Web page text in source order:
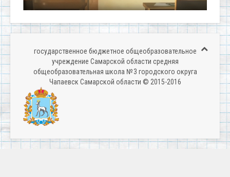
государственное бюджетное общеобразовательное
учреждение Самарской области средняя
общеобразовательная школа № 3 городского округа
Чапаевск Самарской области © 2015-2016